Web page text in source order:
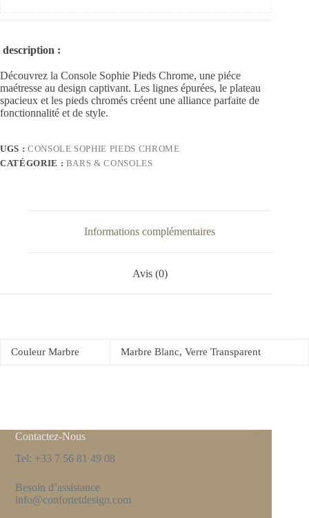
description :
Découvrez la Console Sophie Pieds Chrome, une piéce
maétresse au design captivant. Les lignes épurées, le plateau
spacieux et les pieds chromés créent une alliance parfaite de
fonctionnalité et de style.
UGS : CONSOLE SOPHIE PIEDS CHROME
CATÉGORIE : BARS & CONSOLES
Informations complémentaires
Avis (0)
Couleur Marbre Marbre Blanc, Verre Transparent
Contactez-Nous
Tel: +33 7 56 81 49 08
Besoin d’assistance
info@confortetdesign.com